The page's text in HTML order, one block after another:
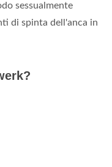
sessualmente
di spinta dell'anca in